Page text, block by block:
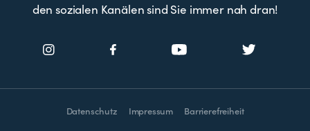
den sozialen Kanälen sind Sie immer nah dran!
Datenschutz Impressum Barrierefreiheit